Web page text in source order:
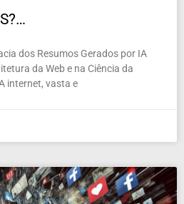
dos Resumos Gerados por IA
da Web e na Ciência da
internet, vasta e